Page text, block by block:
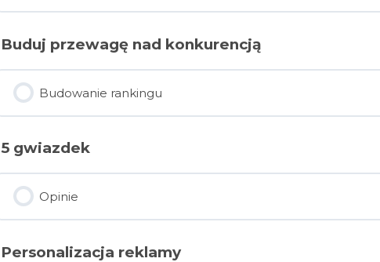
Buduj przewagę nad konkurencją
Budowanie rankingu
5 gwiazdek
Opinie
Personalizacja reklamy